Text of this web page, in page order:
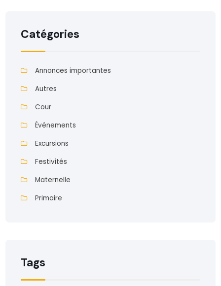
Catégories
Annonces importantes
Autres
Cour
Événements
Excursions
Festivités
Maternelle
Primaire
Tags